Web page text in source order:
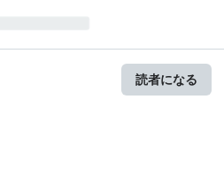
読者になる